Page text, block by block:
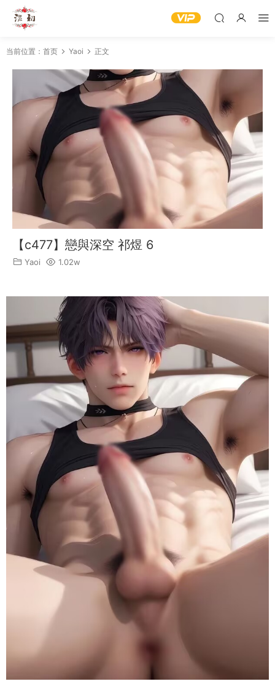
当前位置： 首页 Yaoi 正文
【c477】戀與深空 祁煜 6
Yaoi 1.02w